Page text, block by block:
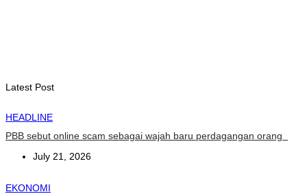
Latest Post
HEADLINE
PBB sebut online scam sebagai wajah baru perdagangan orang
July 21, 2026
EKONOMI